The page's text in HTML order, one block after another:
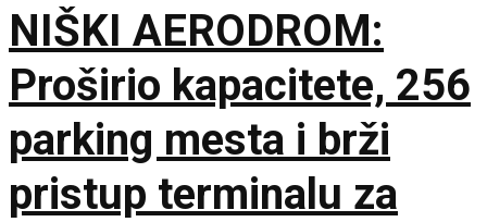
NIŠKI AERODROM:
Proširio kapacitete, 256
parking mesta i brži
pristup terminalu za